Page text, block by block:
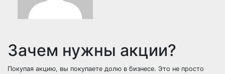
Зачем нужны акции?
Покупая акцию, вы покупаете долю в бизнесе. Это не просто